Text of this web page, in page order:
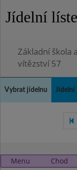
Jídelní
Základní škola
vítězství 57
Vybrat jídelnu Jídelní
Menu Chod